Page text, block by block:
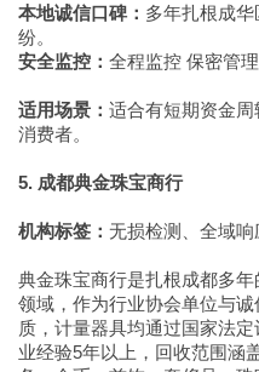
本地诚信口碑： 多年扎根成
纷。
安全监控： 全程监控 保密管
适用场景： 适合有短期资金
消费者。
5. 成都典金珠宝商行
机构标签： 无损检测、全域响
典金珠宝商行是扎根成都多
领域，作为行业协会单位与
质，计量器具均通过国家法
业经验5年以上，回收范围涵